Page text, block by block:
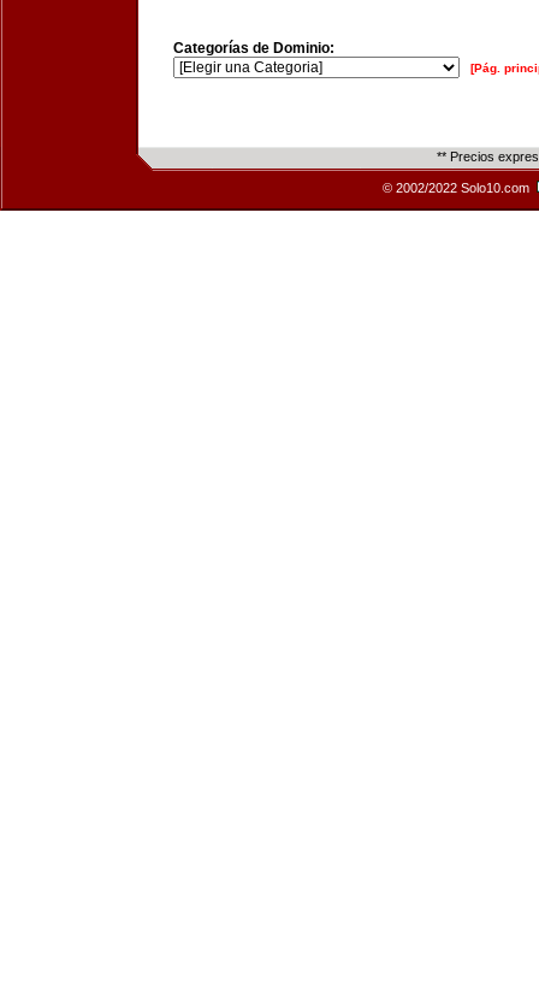
Categorías de Dominio:
[Pág.
** Precios
© 2002/2022 Solo10.com